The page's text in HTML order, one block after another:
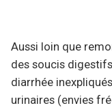
Aussi loin que
des soucis
diarrhée
urinaires (envies